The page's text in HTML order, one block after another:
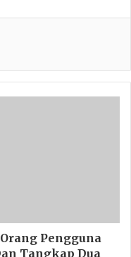
Pengguna
Tangkap Dua